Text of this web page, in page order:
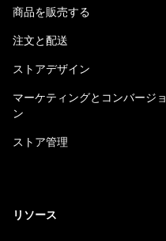
商品を販売する
注文と配送
ストアデザイン
マーケティングとコンバージョ
ン
ストア管理
リソース